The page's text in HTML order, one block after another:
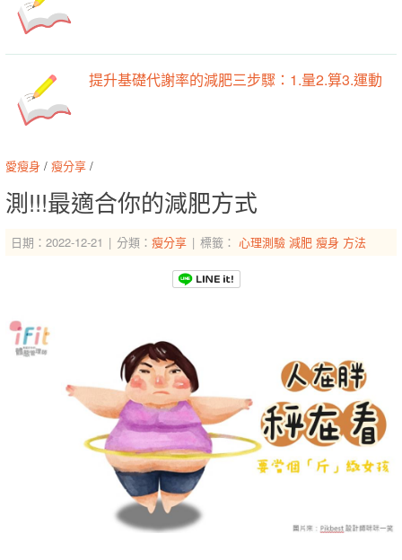
提升基礎代謝率的減肥三步驟：1.量2.算3.運動
愛瘦身 / 瘦分享 /
測!!!最適合你的減肥方式
日期：2022-12-21 分類： 瘦分享 標籤： 心理測驗 減肥 瘦身 方法